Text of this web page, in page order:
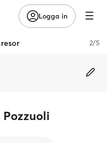
Logga in
2/5
Pozzuoli